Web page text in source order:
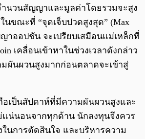
นวนสัญญาและมูลค่าโดยรวมจะสูง
นขณะที่ “จุดเจ็บปวดสูงสุด” (Max
ญาออปชัน จะเปรียบเสมือนแม่เหล็กที่
เคลื่อนเข้าหาในช่วงเวลาดังกล่าว
ผันผวนสูงมากก่อนตลาดจะเข้าสู่
เป็นสัปดาห์ที่มีความผันผวนสูงและ
แน่นอนจากทุกด้าน นักลงทุนจึงควร
นการตัดสินใจ และบริหารความ